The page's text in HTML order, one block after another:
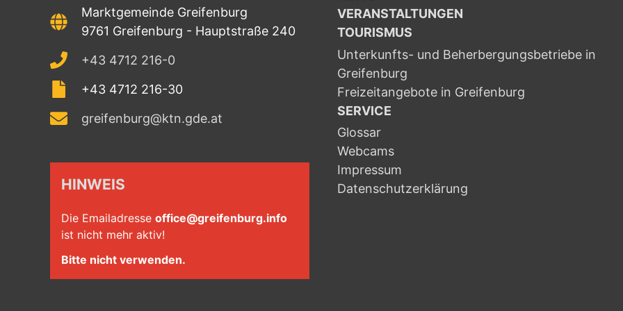
Marktgemeinde Greifenburg
9761 Greifenburg - Hauptstraße 240
+43 4712 216-0
+43 4712 216-30
greifenburg@ktn.gde.at
HINWEIS
Die Emailadresse office@greifenburg.info
ist nicht mehr aktiv!
Bitte nicht verwenden.
VERANSTALTUNGEN
TOURISMUS
Unterkunfts- und Beherbergungsbetriebe in
Greifenburg
Freizeitangebote in Greifenburg
SERVICE
Glossar
Webcams
Impressum
Datenschutzerklärung